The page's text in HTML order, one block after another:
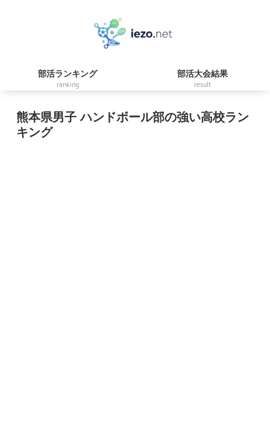
部活ランキング
ranking
部活大会結果
result
熊本県男子 ハンドボール部の強い高校ラン
キング